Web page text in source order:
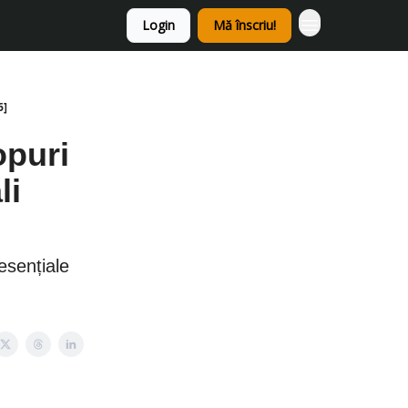
Login Mă înscriu!